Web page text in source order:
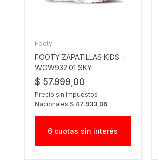
Footy
FOOTY ZAPATILLAS KIDS -
WOW932.01 SKY
UNICORNIO ROSA
$ 57.999,00
Precio sin Impuestos
Nacionales $ 47.933,06
6 cuotas sin interés